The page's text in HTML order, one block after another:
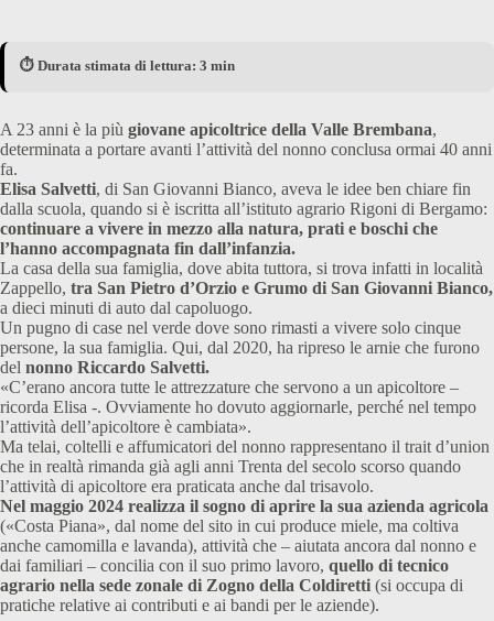
⏱️ Durata stimata di lettura: 3 min
A 23 anni è la più giovane apicoltrice della Valle Brembana,
determinata a portare avanti l’attività del nonno conclusa ormai 40 anni
fa.
Elisa Salvetti, di San Giovanni Bianco, aveva le idee ben chiare fin
dalla scuola, quando si è iscritta all’istituto agrario Rigoni di Bergamo:
continuare a vivere in mezzo alla natura, prati e boschi che
l’hanno accompagnata fin dall’infanzia.
La casa della sua famiglia, dove abita tuttora, si trova infatti in località
Zappello, tra San Pietro d’Orzio e Grumo di San Giovanni Bianco,
a dieci minuti di auto dal capoluogo.
Un pugno di case nel verde dove sono rimasti a vivere solo cinque
persone, la sua famiglia. Qui, dal 2020, ha ripreso le arnie che furono
del nonno Riccardo Salvetti.
«C’erano ancora tutte le attrezzature che servono a un apicoltore –
ricorda Elisa -. Ovviamente ho dovuto aggiornarle, perché nel tempo
l’attività dell’apicoltore è cambiata».
Ma telai, coltelli e affumicatori del nonno rappresentano il trait d’union
che in realtà rimanda già agli anni Trenta del secolo scorso quando
l’attività di apicoltore era praticata anche dal trisavolo.
Nel maggio 2024 realizza il sogno di aprire la sua azienda agricola
(«Costa Piana», dal nome del sito in cui produce miele, ma coltiva
anche camomilla e lavanda), attività che – aiutata ancora dal nonno e
dai familiari – concilia con il suo primo lavoro, quello di tecnico
agrario nella sede zonale di Zogno della Coldiretti (si occupa di
pratiche relative ai contributi e ai bandi per le aziende).